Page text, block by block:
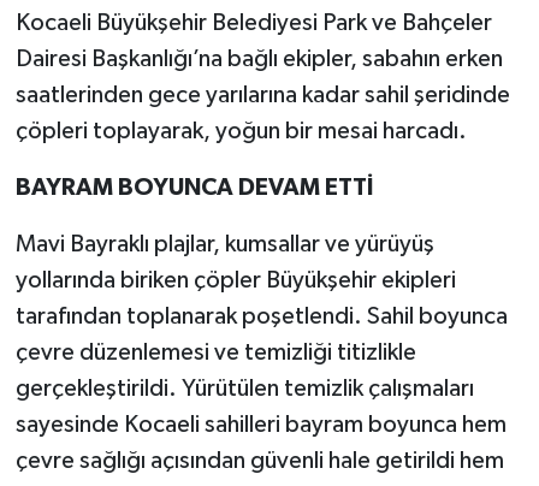
Kocaeli Büyükşehir Belediyesi Park ve Bahçeler
Dairesi Başkanlığı’na bağlı ekipler, sabahın erken
saatlerinden gece yarılarına kadar sahil şeridinde
çöpleri toplayarak, yoğun bir mesai harcadı.
BAYRAM BOYUNCA DEVAM ETTİ
Mavi Bayraklı plajlar, kumsallar ve yürüyüş
yollarında biriken çöpler Büyükşehir ekipleri
tarafından toplanarak poşetlendi. Sahil boyunca
çevre düzenlemesi ve temizliği titizlikle
gerçekleştirildi. Yürütülen temizlik çalışmaları
sayesinde Kocaeli sahilleri bayram boyunca hem
çevre sağlığı açısından güvenli hale getirildi hem